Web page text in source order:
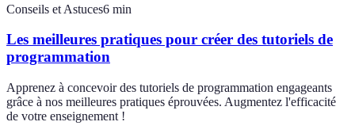
Conseils et Astuces6 min
Les meilleures pratiques pour créer des tutoriels de
programmation
Apprenez à concevoir des tutoriels de programmation engageants
grâce à nos meilleures pratiques éprouvées. Augmentez l'efficacité
de votre enseignement !